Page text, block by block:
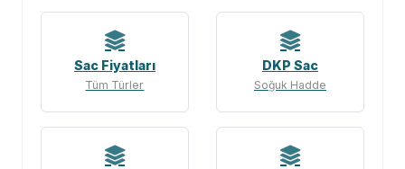
Sac Fiyatları
Tüm Türler
DKP Sac
Soğuk Hadde